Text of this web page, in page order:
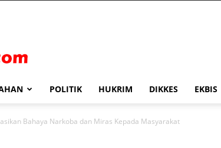
POLITIK HUKRIM DIKKES EKBIS
Bahaya Narkoba dan Miras Kepada Masyarakat